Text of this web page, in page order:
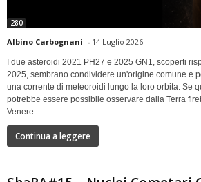
280
Albino Carbognani - 14 Luglio 2026
I due asteroidi 2021 PH27 e 2025 GN1, scoperti
2025, sembrano condividere un'origine comune e
una corrente di meteoroidi lungo la loro orbita. Se
potrebbe essere possibile osservare dalla Terra
Venere.
Continua a leggere